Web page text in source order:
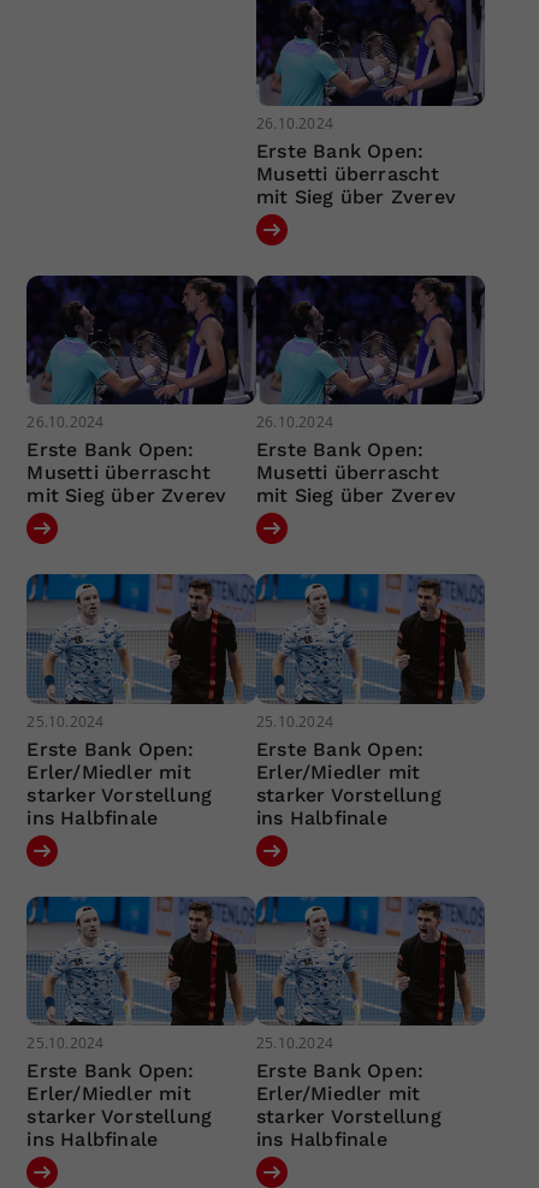
26.10.2024
Erste Bank Open:
Musetti überrascht
mit Sieg über Zverev
26.10.2024
Erste Bank Open:
Musetti überrascht
mit Sieg über Zverev
26.10.2024
Erste Bank Open:
Musetti überrascht
mit Sieg über Zverev
25.10.2024
Erste Bank Open:
Erler/Miedler mit
starker Vorstellung
ins Halbfinale
25.10.2024
Erste Bank Open:
Erler/Miedler mit
starker Vorstellung
ins Halbfinale
25.10.2024
Erste Bank Open:
Erler/Miedler mit
starker Vorstellung
ins Halbfinale
25.10.2024
Erste Bank Open:
Erler/Miedler mit
starker Vorstellung
ins Halbfinale